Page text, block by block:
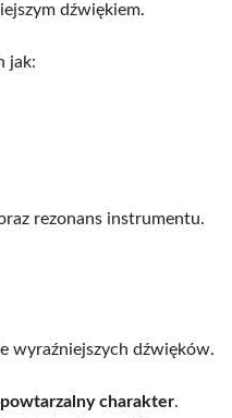
dźwiękiem.
jak:
rezonans instrumentu.
wyraźniejszych dźwięków.
charakter.